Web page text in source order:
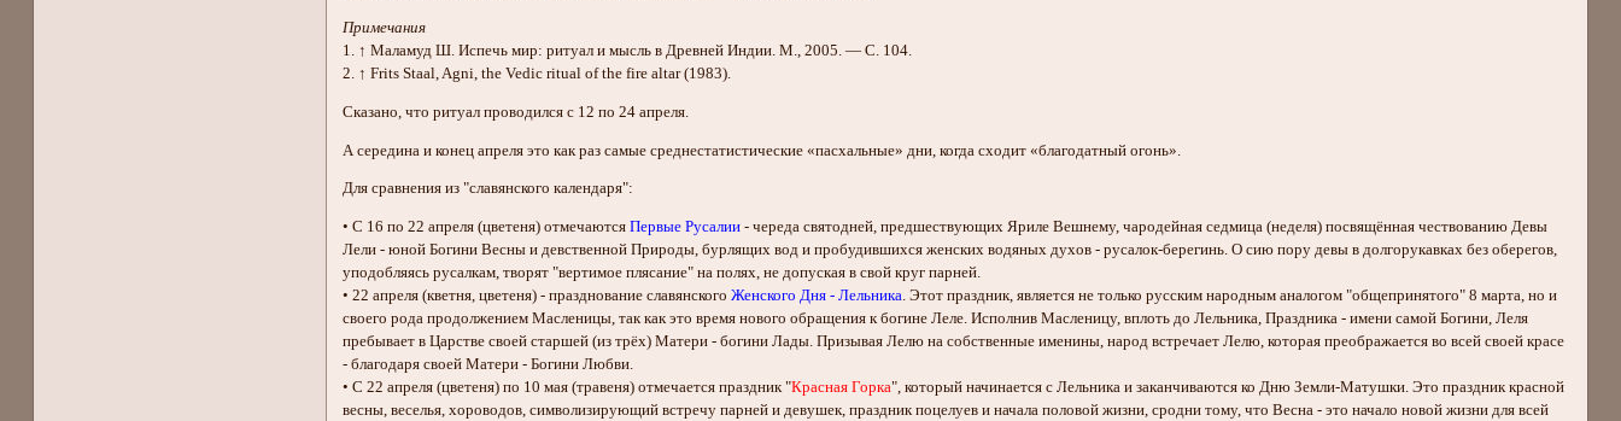
Примечания
1. ↑ Маламуд Ш. Испечь мир: ритуал и мысль в Древней Индии. М., 2005. — С. 104.
2. ↑ Frits Staal, Agni, the Vedic ritual of the fire altar (1983).
Сказано, что ритуал проводился с 12 по 24 апреля.
А середина и конец апреля это как раз самые среднестатистические «пасхальные» дни, когда сходит «благодатный огонь».
Для сравнения из "славянского календаря":
• С 16 по 22 апреля (цветеня) отмечаютсяПервые Русалии - череда святодней, предшествующих Яриле Вешнему, чародейная седмица (неделя) посвящённая чествованию Девы
Лели - юной Богини Весны и девственной Природы, бурлящих вод и пробудившихся женских водяных духов - русалок-берегинь. О сию пору девы в долгорукавках без оберегов,
уподобляясь русалкам, творят "вертимое плясание" на полях, не допуская в свой круг парней.
• 22 апреля (кветня, цветеня) - празднование славянскогоЖенского Дня - Лельника. Этот праздник, является не только русским народным аналогом "общепринятого" 8 марта, но и
своего рода продолжением Масленицы, так как это время нового обращения к богине Леле. Исполнив Масленицу, вплоть до Лельника, Праздника - имени самой Богини, Леля
пребывает в Царстве своей старшей (из трёх) Матери - богини Лады. Призывая Лелю на собственные именины, народ встречает Лелю, которая преображается во всей своей красе
- благодаря своей Матери - Богини Любви.
• С 22 апреля (цветеня) по 10 мая (травеня) отмечается праздник "Красная Горка", который начинается с Лельника и заканчиваются ко Дню Земли-Матушки. Это праздник красной
весны, веселья, хороводов, символизирующий встречу парней и девушек, праздник поцелуев и начала половой жизни, сродни тому, что Весна - это начало новой жизни для всей